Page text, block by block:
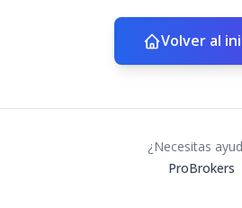
Volver al
¿Necesitas
ProBrokers